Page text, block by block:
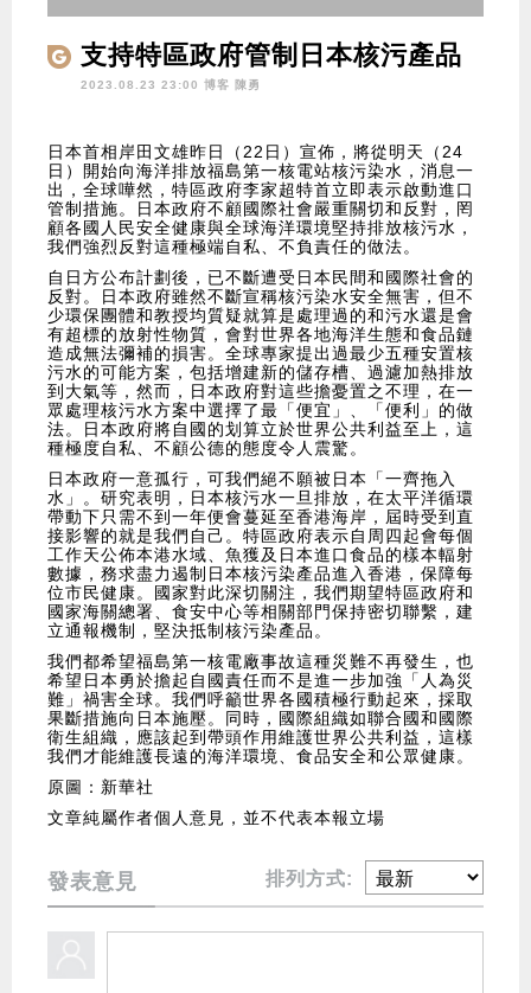
支持特區政府管制日本核污產品
2023.08.23 23:00 博客 陳勇
日本首相岸田文雄昨日（22日）宣佈，將從明天（24
日）開始向海洋排放福島第一核電站核污染水，消息一
出，全球嘩然，特區政府李家超特首立即表示啟動進口
管制措施。日本政府不顧國際社會嚴重關切和反對，罔
顧各國人民安全健康與全球海洋環境堅持排放核污水，
我們強烈反對這種極端自私、不負責任的做法。
自日方公布計劃後，已不斷遭受日本民間和國際社會的
反對。日本政府雖然不斷宣稱核污染水安全無害，但不
少環保團體和教授均質疑就算是處理過的和污水還是會
有超標的放射性物質，會對世界各地海洋生態和食品鏈
造成無法彌補的損害。全球專家提出過最少五種安置核
污水的可能方案，包括增建新的儲存槽、過濾加熱排放
到大氣等，然而，日本政府對這些擔憂置之不理，在一
眾處理核污水方案中選擇了最「便宜」、「便利」的做
法。日本政府將自國的划算立於世界公共利益至上，這
種極度自私、不顧公德的態度令人震驚。
日本政府一意孤行，可我們絕不願被日本「一齊拖入
水」。研究表明，日本核污水一旦排放，在太平洋循環
帶動下只需不到一年便會蔓延至香港海岸，屆時受到直
接影響的就是我們自己。特區政府表示自周四起會每個
工作天公佈本港水域、魚獲及日本進口食品的樣本輻射
數據，務求盡力遏制日本核污染產品進入香港，保障每
位市民健康。國家對此深切關注，我們期望特區政府和
國家海關總署、食安中心等相關部門保持密切聯繫，建
立通報機制，堅決抵制核污染產品。
我們都希望福島第一核電廠事故這種災難不再發生，也
希望日本勇於擔起自國責任而不是進一步加強「人為災
難」禍害全球。我們呼籲世界各國積極行動起來，採取
果斷措施向日本施壓。同時，國際組織如聯合國和國際
衛生組織，應該起到帶頭作用維護世界公共利益，這樣
我們才能維護長遠的海洋環境、食品安全和公眾健康。
原圖：新華社
文章純屬作者個人意見，並不代表本報立場
發表意見 排列方式: